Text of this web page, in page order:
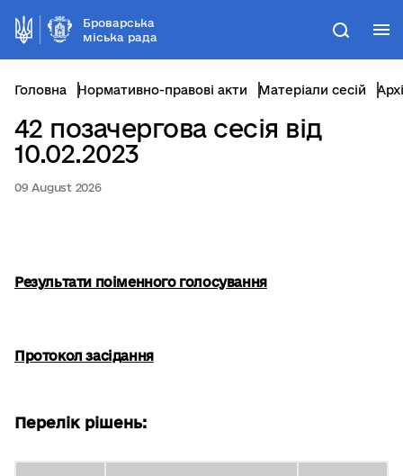
Броварська
міська рада
Пошук
Головна Нормативно-правові акти Матеріали сесій
42 позачергова сесія від
10.02.2023
09 August 2026
Результати поіменного голосування
Протокол засідання
Перелік рішень: